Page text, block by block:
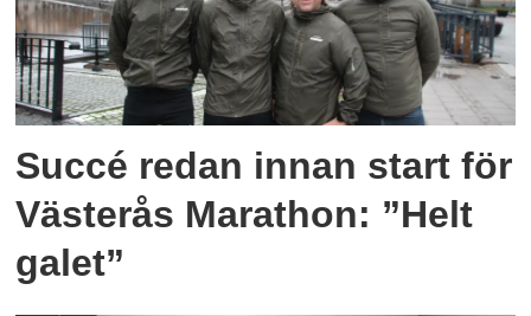
Succé redan innan start för
Västerås Marathon: ”Helt
galet”